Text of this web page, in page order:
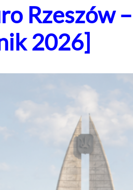
Rzeszów
2026]